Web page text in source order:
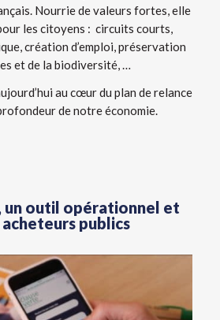
Nourrie de valeurs fortes, elle
les citoyens : circuits courts,
création d’emploi, préservation
et de la biodiversité, …
au cœur du plan de relance
de notre économie.
un outil opérationnel et
publics